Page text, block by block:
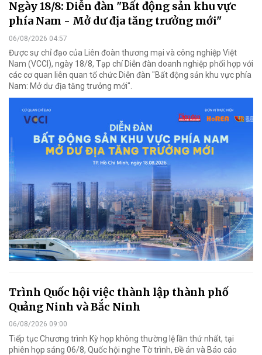
Ngày 18/8: Diễn đàn "Bất động sản khu vực
phía Nam - Mở dư địa tăng trưởng mới"
06/08/2026 04:57
Được sự chỉ đạo của Liên đoàn thương mại và công nghiệp Việt
Nam (VCCI), ngày 18/8, Tạp chí Diễn đàn doanh nghiệp phối hợp với
các cơ quan liên quan tổ chức Diễn đàn "Bất động sản khu vực phía
Nam: Mở dư địa tăng trưởng mới".
Trình Quốc hội việc thành lập thành phố
Quảng Ninh và Bắc Ninh
06/08/2026 09:00
Tiếp tục Chương trình Kỳ họp không thường lệ lần thứ nhất, tại
phiên họp sáng 06/8, Quốc hội nghe Tờ trình, Đề án và Báo cáo